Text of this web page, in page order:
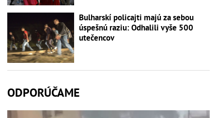
Bulharskí policajti majú za sebou
úspešnú raziu: Odhalili vyše 500
utečencov
ODPORÚČAME